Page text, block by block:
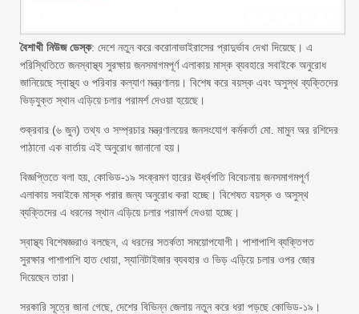
বৈশাখী নিউজ ডেস্ক: দেশে নতুন করে করোনাভাইরাসের প্রাদুর্ভাব দেখা দিয়েছে। এ
পরিস্থিতিতে জনস্বাস্থ্য সুরক্ষায় জনসমাগমপূর্ণ এলাকায় মাস্ক ব্যবহারে সবাইকে অনুরোধ
জানিয়েছে স্বাস্থ্য ও পরিবার কল্যাণ মন্ত্রণালয়। বিশেষ করে বয়স্ক এবং অসুস্থ ব্যক্তিদের
ভিড়যুক্ত স্থান এড়িয়ে চলার পরামর্শ দেওয়া হয়েছে।
শুক্রবার (৬ জুন) তথ্য ও সম্প্রচার মন্ত্রণালয়ের জনসংযোগ কর্মকর্তা মো. মামুন অর রশিদের
পাঠানো এক বার্তায় এই অনুরোধ জানানো হয়।
বিজ্ঞপ্তিতে বলা হয়, কোভিড-১৯ সংক্রমণ হারের ঊর্ধ্বগতি বিবেচনায় জনসমাগমপূর্ণ
এলাকায় সবাইকে মাস্ক পরার জন্য অনুরোধ করা হচ্ছে। বিশেষত বয়স্ক ও অসুস্থ
ব্যক্তিদের এ ধরনের স্থান এড়িয়ে চলার পরামর্শ দেওয়া হচ্ছে।
স্বাস্থ্য বিশেষজ্ঞরাও বলছেন, এ ধরনের সতর্কতা সময়োপযোগী। পাশাপাশি ব্যক্তিগত
সুরক্ষার পাশাপাশি হাত ধোয়া, স্যানিটাইজার ব্যবহার ও ভিড় এড়িয়ে চলার ওপর জোর
দিয়েছেন তারা।
সরকারি সূত্রে জানা গেছে, দেশের বিভিন্ন জেলায় নতুন করে ধরা পড়ছে কোভিড-১৯।